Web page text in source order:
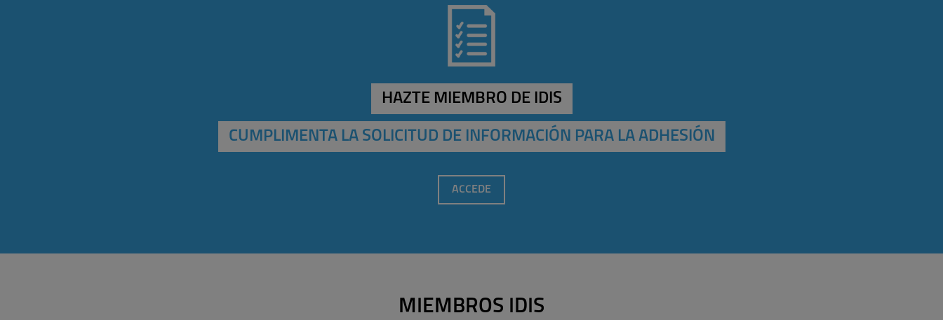
HAZTE MIEMBRO DE IDIS
CUMPLIMENTA LA SOLICITUD DE INFORMACIÓN PARA LA ADHESIÓN
ACCEDE
MIEMBROS IDIS